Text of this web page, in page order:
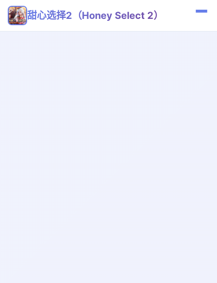
甜心选择2（Honey Select 2）